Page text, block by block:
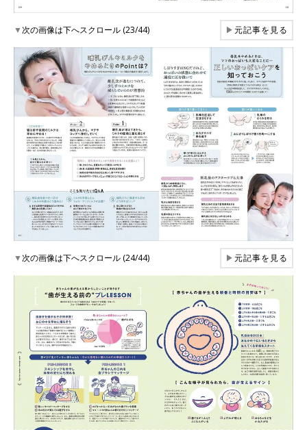
▼次の画像は下へスクロール (23/44) ▶元記事を見る
▼次の画像は下へスクロール (24/44) ▶元記事を見る